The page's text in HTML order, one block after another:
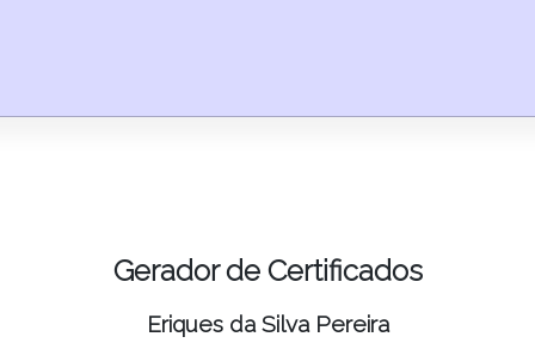
Gerador de Certificados
Eriques da Silva Pereira